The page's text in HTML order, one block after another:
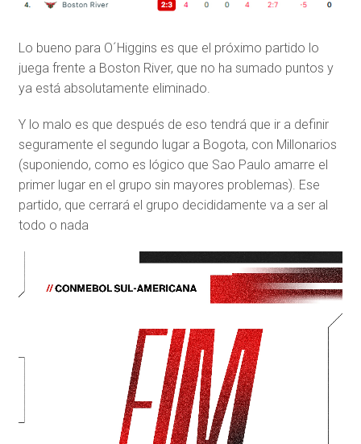
Lo bueno para O´Higgins es que el próximo partido lo
juega frente a Boston River, que no ha sumado puntos y
ya está absolutamente eliminado.
Y lo malo es que después de eso tendrá que ir a definir
seguramente el segundo lugar a Bogota, con Millonarios
(suponiendo, como es lógico que Sao Paulo amarre el
primer lugar en el grupo sin mayores problemas). Ese
partido, que cerrará el grupo decididamente va a ser al
todo o nada